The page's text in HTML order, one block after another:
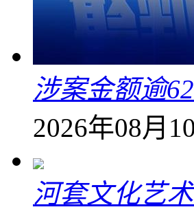
涉案金额逾
2026年08月
河套文化艺